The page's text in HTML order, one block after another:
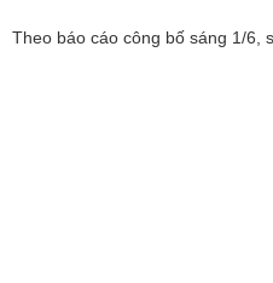
Theo báo cáo công bố sáng 1/6,